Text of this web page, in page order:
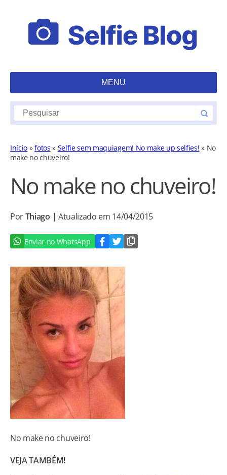
MENU
Início »fotos » Selfie sem maquiagem! No make up selfies! » No
make no chuveiro!
No make no chuveiro!
PorThiago | Atualizado em 14/04/2015
Enviar no WhatsApp
No make no chuveiro!
VEJA TAMBÉM!